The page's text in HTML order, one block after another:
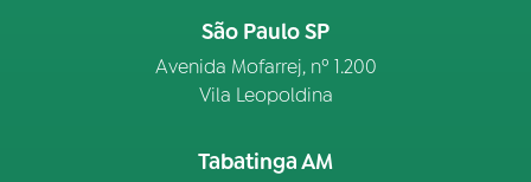
São Paulo SP
Avenida Mofarrej, nº 1.200
Vila Leopoldina
Tabatinga AM